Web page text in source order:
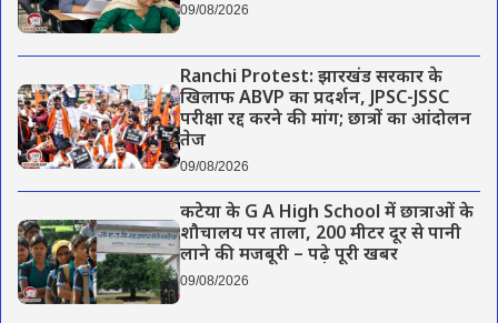
09/08/2026
Ranchi Protest: झारखंड सरकार के
खिलाफ ABVP का प्रदर्शन, JPSC-JSSC
परीक्षा रद्द करने की मांग; छात्रों का आंदोलन
तेज
09/08/2026
कटेया के G A High School में छात्राओं के
शौचालय पर ताला, 200 मीटर दूर से पानी
लाने की मजबूरी – पढ़े पूरी खबर
09/08/2026